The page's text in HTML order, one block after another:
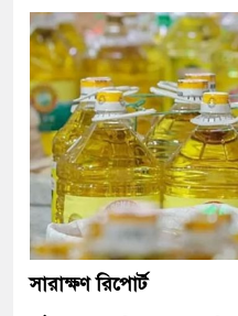
সারাক্ষণ রিপোর্ট